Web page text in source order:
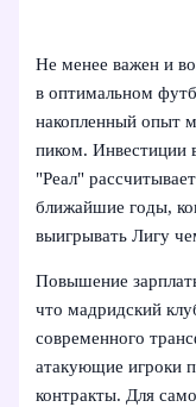
Не менее важен и
в оптимальном
накопленный опыт
пиком. Инвестиции
"Реал"
ближайшие годы,
выигрывать Лигу
Повышение
что мадридский
современного
атакующие игроки
контракты. Для